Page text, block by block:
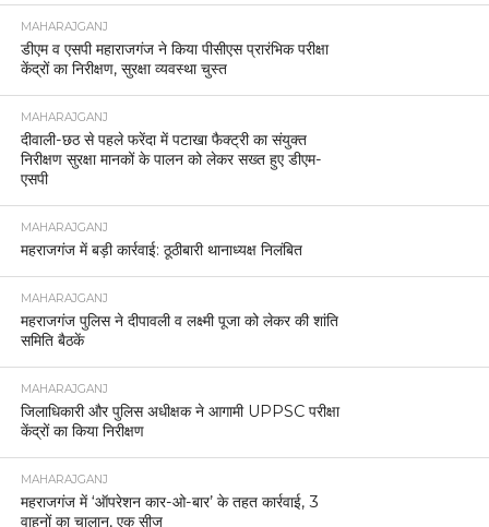
MAHARAJGANJ
डीएम व एसपी महाराजगंज ने किया पीसीएस प्रारंभिक परीक्षा
केंद्रों का निरीक्षण, सुरक्षा व्यवस्था चुस्त
MAHARAJGANJ
दीवाली-छठ से पहले फरेंदा में पटाखा फैक्ट्री का संयुक्त
निरीक्षण सुरक्षा मानकों के पालन को लेकर सख्त हुए डीएम-
एसपी
MAHARAJGANJ
महराजगंज में बड़ी कार्रवाई: ठूठीबारी थानाध्यक्ष निलंबित
MAHARAJGANJ
महराजगंज पुलिस ने दीपावली व लक्ष्मी पूजा को लेकर की शांति
समिति बैठकें
MAHARAJGANJ
जिलाधिकारी और पुलिस अधीक्षक ने आगामी UPPSC परीक्षा
केंद्रों का किया निरीक्षण
MAHARAJGANJ
महराजगंज में ‘ऑपरेशन कार-ओ-बार’ के तहत कार्रवाई, 3
वाहनों का चालान, एक सीज